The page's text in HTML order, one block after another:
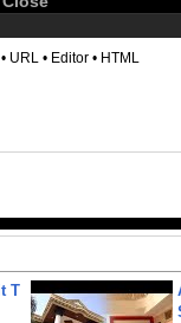
• URL • Editor • HTML
T